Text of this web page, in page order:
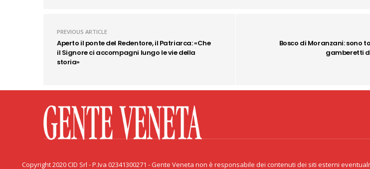
PREVIOUS ARTICLE
Aperto il ponte del Redentore, il Patriarca: «Che
il Signore ci accompagni lungo le vie della
storia»
Bosco di Moranzani: sono
gamberetti
Copyright 2020 CID Srl - P.Iva 02341300271 - Gente Veneta non è responsabile dei contenuti dei siti esterni